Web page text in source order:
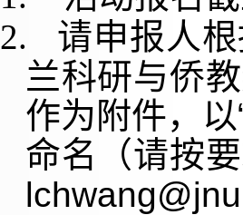
2.
请申报人
兰科研与侨
作为附件，以
命名（请按